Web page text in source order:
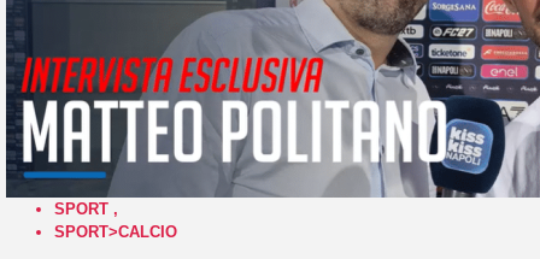
SPORT ,
SPORT>CALCIO